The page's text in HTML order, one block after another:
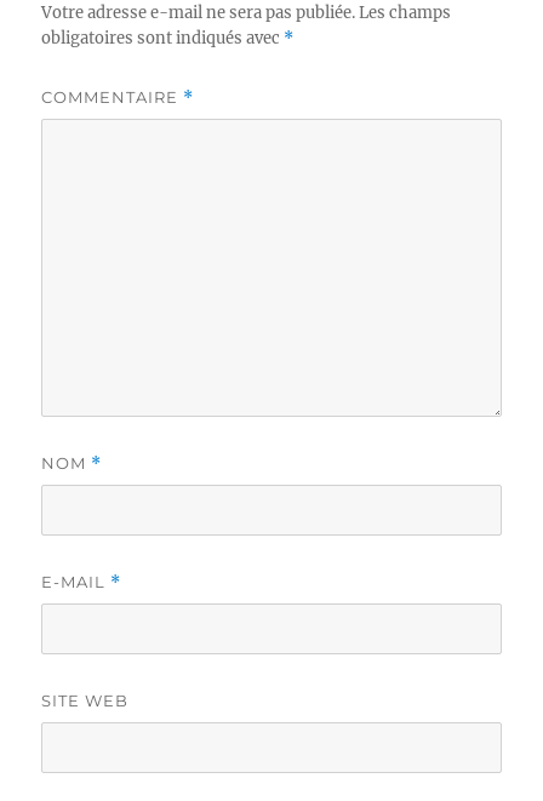
Votre adresse e-mail ne sera pas publiée. Les champs
obligatoires sont indiqués avec *
COMMENTAIRE *
NOM *
E-MAIL *
SITE WEB